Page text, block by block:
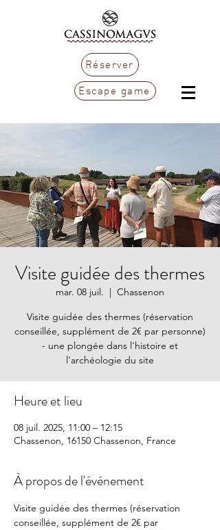
Réserver
Escape game
Visite guidée des thermes
mar. 08 juil.
  |
Chassenon
Visite guidée des thermes (réservation
conseillée, supplément de 2€ par personne)
- une plongée dans l'histoire et
l'archéologie du site
Heure et lieu
08 juil. 2025, 11:00 – 12:15
Chassenon, 16150 Chassenon, France
À propos de l'événement
Visite guidée des thermes (réservation
conseillée, supplément de 2€ par